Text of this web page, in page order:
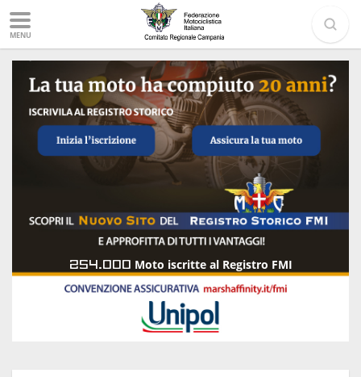
MENU
254.000 Moto iscritte al Registro FMI